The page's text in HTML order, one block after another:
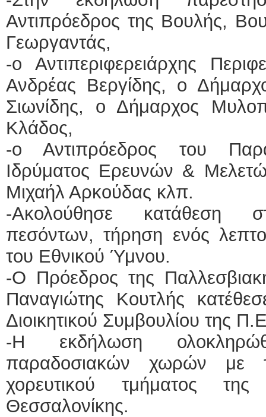
Αντιπρόεδρος της Βουλής,
Γεωργαντάς,
-ο Αντιπεριφερειάρχης
Ανδρέας Βεργίδης, ο
Σιωνίδης, ο Δήμαρχος
Κλάδος,
-ο Αντιπρόεδρος του
Ιδρύματος Ερευνών &
Μιχαήλ Αρκούδας κλπ.
-Ακολούθησε κατάθεση
πεσόντων, τήρηση ενός
του Εθνικού Ύμνου.
-Ο Πρόεδρος της
Παναγιώτης Κουτλής
Διοικητικού Συμβουλίου της
-Η εκδήλωση
παραδοσιακών χωρών με
χορευτικού τμήματος
Θεσσαλονίκης.